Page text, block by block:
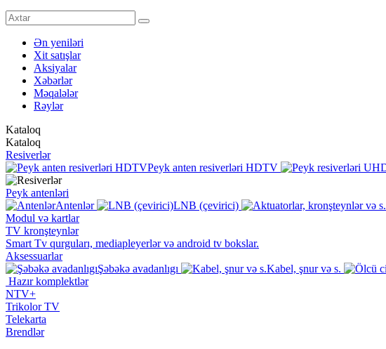
Ən yeniləri
Xit satışlar
Aksiyalar
Xəbərlər
Məqalələr
Rəylər
Kataloq
Kataloq
Resiverlər
Peyk anten resiverləri HDTV
Peyk antenləri
Antenlər
LNB (çevirici)
Modul və kartlar
TV kronşteynlər
Smart Tv qurguları, mediapleyerlər və android tv bokslar.
Aksessuarlar
Şəbəkə avadanlıgı
Kabel, şnur və s.
Hazır komplektlər
NTV+
Trikolor TV
Telekarta
Brendlər